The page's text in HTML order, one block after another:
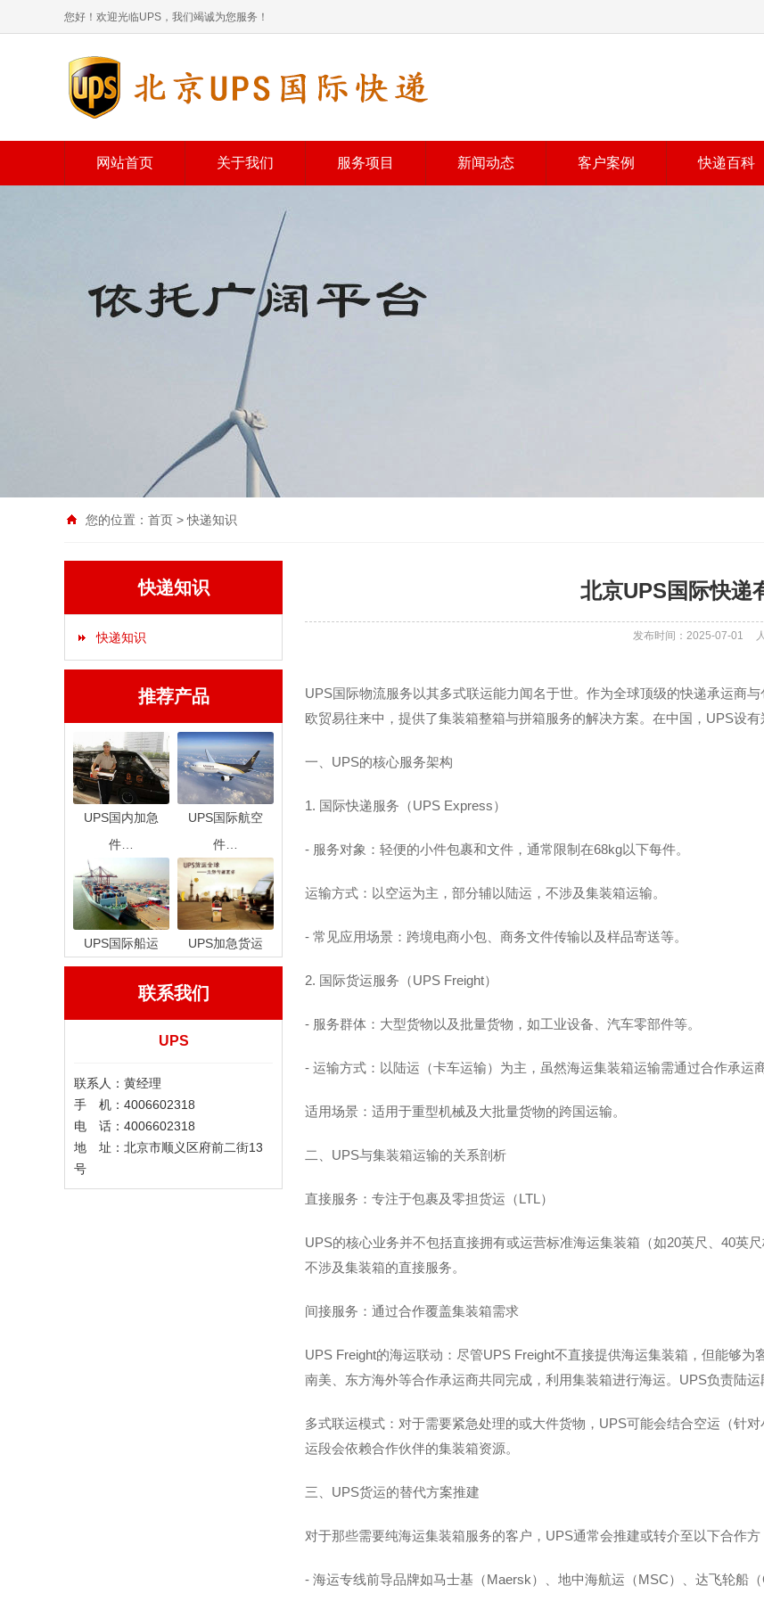
您好！欢迎光临UPS，我们竭诚为您服务！
网站首页 关于我们 服务项目 新闻动态 客户案例 快递百科
您的位置： 首页 >快递知识
快递知识
快递知识
推荐产品
UPS国内加急
件…
UPS国际航空
件…
UPS国际船运 UPS加急货运
联系我们
UPS
联系人：黄经理
手 机：4006602318
电 话：4006602318
地 址：北京市顺义区府前二街13
号
北京UPS国际快递
发布时间：2025-07-01
UPS国际物流服务以其多式联运能力闻名于世。作为全球顶级的快递承运商
欧贸易往来中，提供了集装箱整箱与拼箱服务的解决方案。在中国，UPS设
一、UPS的核心服务架构
1. 国际快递服务（UPS Express）
- 服务对象：轻便的小件包裹和文件，通常限制在68kg以下每件。
运输方式：以空运为主，部分辅以陆运，不涉及集装箱运输。
- 常见应用场景：跨境电商小包、商务文件传输以及样品寄送等。
2. 国际货运服务（UPS Freight）
- 服务群体：大型货物以及批量货物，如工业设备、汽车零部件等。
- 运输方式：以陆运（卡车运输）为主，虽然海运集装箱运输需通过合作承运商
适用场景：适用于重型机械及大批量货物的跨国运输。
二、UPS与集装箱运输的关系剖析
直接服务：专注于包裹及零担货运（LTL）
UPS的核心业务并不包括直接拥有或运营标准海运集装箱（如20英尺、40英
不涉及集装箱的直接服务。
间接服务：通过合作覆盖集装箱需求
UPS Freight的海运联动：尽管UPS Freight不直接提供海运集装箱，但能够
南美、东方海外等合作承运商共同完成，利用集装箱进行海运。UPS负责陆
多式联运模式：对于需要紧急处理的或大件货物，UPS可能会结合空运（针
运段会依赖合作伙伴的集装箱资源。
三、UPS货运的替代方案推建
对于那些需要纯海运集装箱服务的客户，UPS通常会推建或转介至以下合作方
- 海运专线前导品牌如马士基（Maersk）、地中海航运（MSC）、达飞轮船（